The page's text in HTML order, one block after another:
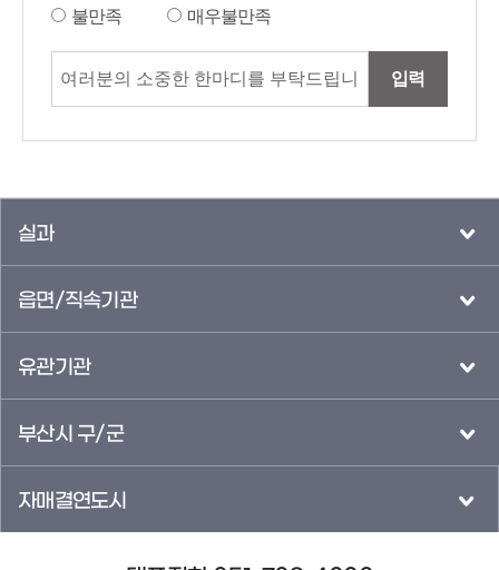
불만족
매우불만족
입력
실과
읍면/직속기관
유관기관
부산시 구/군
자매결연도시